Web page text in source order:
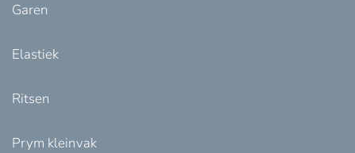
Garen
Elastiek
Ritsen
Prym kleinvak